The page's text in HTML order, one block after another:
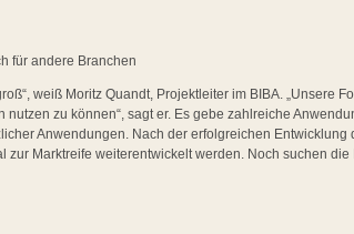
für andere Branchen
weiß Moritz Quandt, Projektleiter im BIBA. „Unsere
zu können“, sagt er. Es gebe zahlreiche
Anwendungen. Nach der erfolgreichen Entwicklung
zur Marktreife weiterentwickelt werden. Noch suchen